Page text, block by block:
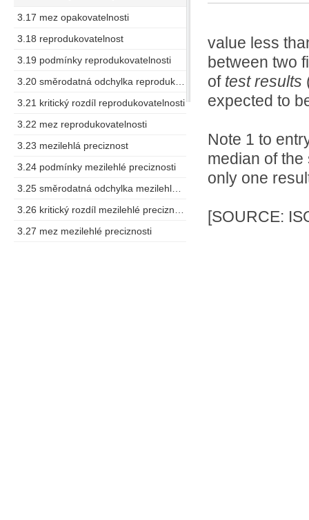
3.17 mez opakovatelnosti
3.18 reprodukovatelnost
3.19 podmínky reprodukovatelnosti
3.21 kritický rozdíl reprodukovatelnosti
3.22 mez reprodukovatelnosti
3.23 mezilehlá preciznost
3.24 podmínky mezilehlé preciznosti
3.27 mez mezilehlé preciznosti
value less
between two
of test results
expected to
Note 1 to
median of
only one
[SOURCE: